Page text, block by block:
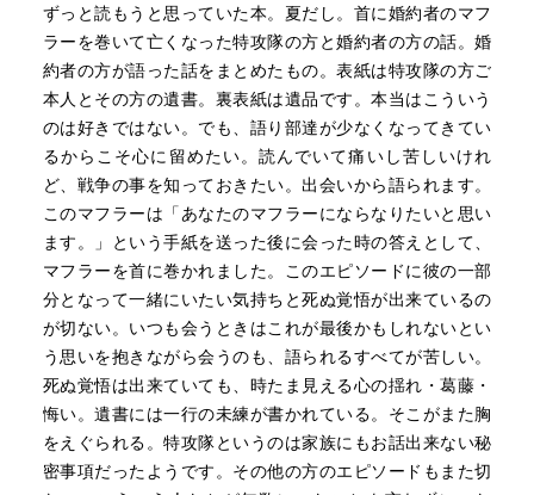
ずっと読もうと思っていた本。夏だし。首に婚約者のマフ
ラーを巻いて亡くなった特攻隊の方と婚約者の方の話。婚
約者の方が語った話をまとめたもの。表紙は特攻隊の方ご
本人とその方の遺書。裏表紙は遺品です。本当はこういう
のは好きではない。でも、語り部達が少なくなってきてい
るからこそ心に留めたい。読んでいて痛いし苦しいけれ
ど、戦争の事を知っておきたい。出会いから語られます。
このマフラーは「あなたのマフラーにならなりたいと思い
ます。」という手紙を送った後に会った時の答えとして、
マフラーを首に巻かれました。このエピソードに彼の一部
分となって一緒にいたい気持ちと死ぬ覚悟が出来ているの
が切ない。いつも会うときはこれが最後かもしれないとい
う思いを抱きながら会うのも、語られるすべてが苦しい。
死ぬ覚悟は出来ていても、時たま見える心の揺れ・葛藤・
悔い。遺書には一行の未練が書かれている。そこがまた胸
をえぐられる。特攻隊というのは家族にもお話出来ない秘
密事項だったようです。その他の方のエピソードもまた切